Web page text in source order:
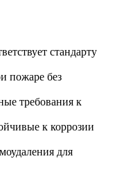
стандарту
пожаре без
требования к
к коррозии
для